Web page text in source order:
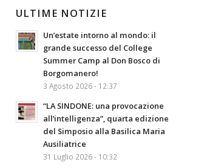
ULTIME NOTIZIE
Un’estate intorno al mondo: il
grande successo del College
Summer Camp al Don Bosco di
Borgomanero!
3 Agosto 2026 - 12:37
“LA SINDONE: una provocazione
all’intelligenza”, quarta edizione
del Simposio alla Basilica Maria
Ausiliatrice
31 Luglio 2026 - 10:32